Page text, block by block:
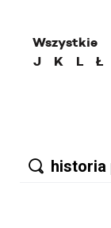
Wszystkie
J
K L Ł